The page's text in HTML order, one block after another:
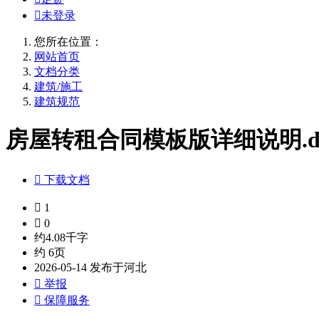
未登录
您所在位置：
网站首页
文档分类
建筑/施工
建筑规范
房屋转租合同模板版详细说明
 下载文档
 1
 0
约4.08千字
约 6页
2026-05-14 发布于河北
 举报
 保障服务